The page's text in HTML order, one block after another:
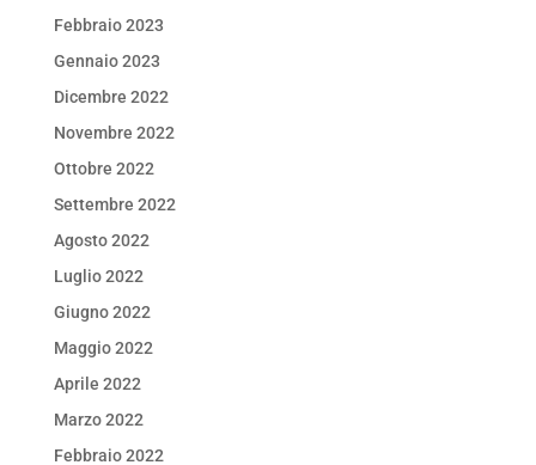
Febbraio 2023
Gennaio 2023
Dicembre 2022
Novembre 2022
Ottobre 2022
Settembre 2022
Agosto 2022
Luglio 2022
Giugno 2022
Maggio 2022
Aprile 2022
Marzo 2022
Febbraio 2022